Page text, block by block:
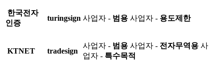
한국전자
인증
turingsign 사업자 - 범용 사업자 - 용도제한
KTNET tradesign
사업자 - 범용 사업자 - 전자무역용 사
업자 - 특수목적